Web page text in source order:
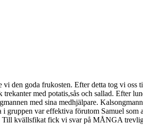
vi den goda frukosten. Efter detta tog vi
med potatis,sås och sallad. Efter
med sina medhjälpare.
gruppen var effektiva förutom Samuel
kvällsfikat fick vi svar på MÅNGA